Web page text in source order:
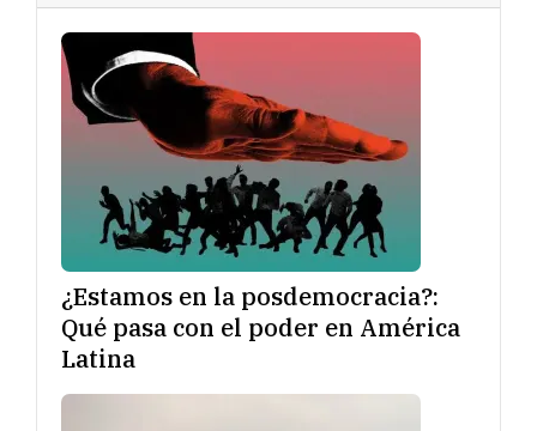
¿Estamos en la posdemocracia?:
Qué pasa con el poder en América
Latina